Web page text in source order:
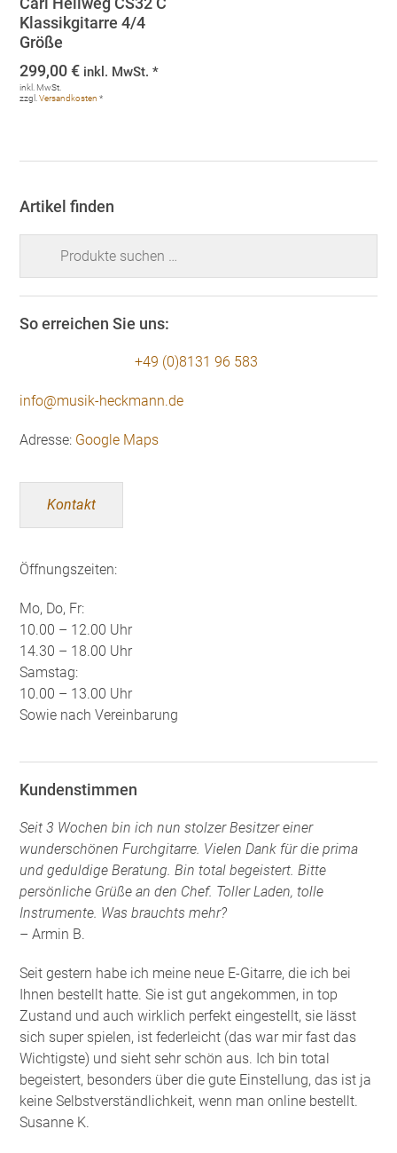
Klassikgitarre 4/4
Größe
299,00€ inkl. MwSt. *
inkl. MwSt.
zzgl.Versandkosten *
Artikel finden
So erreichen Sie uns:
+49 (0)8131 96 583
info@musik-heckmann.de
Adresse: Google Maps
Kontakt
Öffnungszeiten:
Mo, Do, Fr:
10.00 – 12.00 Uhr
14.30 – 18.00 Uhr
Samstag:
10.00 – 13.00 Uhr
Sowie nach Vereinbarung
Kundenstimmen
Seit 3 Wochen bin ich nun stolzer Besitzer einer
wunderschönen Furchgitarre. Vielen Dank für die prima
und geduldige Beratung. Bin total begeistert. Bitte
persönliche Grüße an den Chef. Toller Laden, tolle
Instrumente. Was brauchts mehr?
– Armin B.
Seit gestern habe ich meine neue E-Gitarre, die ich bei
Ihnen bestellt hatte. Sie ist gut angekommen, in top
Zustand und auch wirklich perfekt eingestellt, sie lässt
sich super spielen, ist federleicht (das war mir fast das
Wichtigste) und sieht sehr schön aus. Ich bin total
begeistert, besonders über die gute Einstellung, das ist ja
keine Selbstverständlichkeit, wenn man online bestellt.
Susanne K.